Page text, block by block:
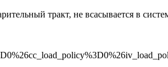
тракт, не всасывается в